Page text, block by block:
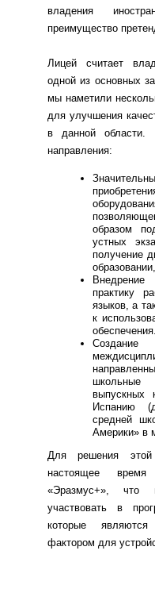
владения
преимущество
Лицей считает
одной из основных
мы наметили
для улучшения
в данной области.
направления:
образом
устных
получение
практику
языков, а
к
обеспечения.
выпускных
Испанию
средней
Америки» в
Для решения
настоящее
«Эразмус+», что
участвовать в
которые
фактором для